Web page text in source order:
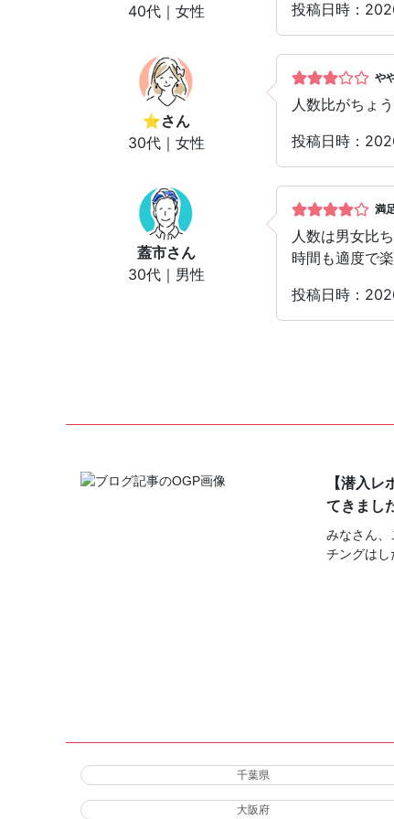
40代｜女性 投稿日時：
⭐︎さん
30代｜女性
や
人数比がちょ
投稿日時：
蓋市さん
30代｜男性
満
人数は男女比
時間も適度で
投稿日時：
【潜入
てきまし
みなさん
チングはし
千葉県
大阪府